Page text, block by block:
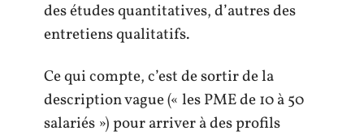
des études quantitatives, d’autres des
entretiens qualitatifs.
Ce qui compte, c’est de sortir de la
description vague (« les PME de 10 à 50
salariés ») pour arriver à des profils